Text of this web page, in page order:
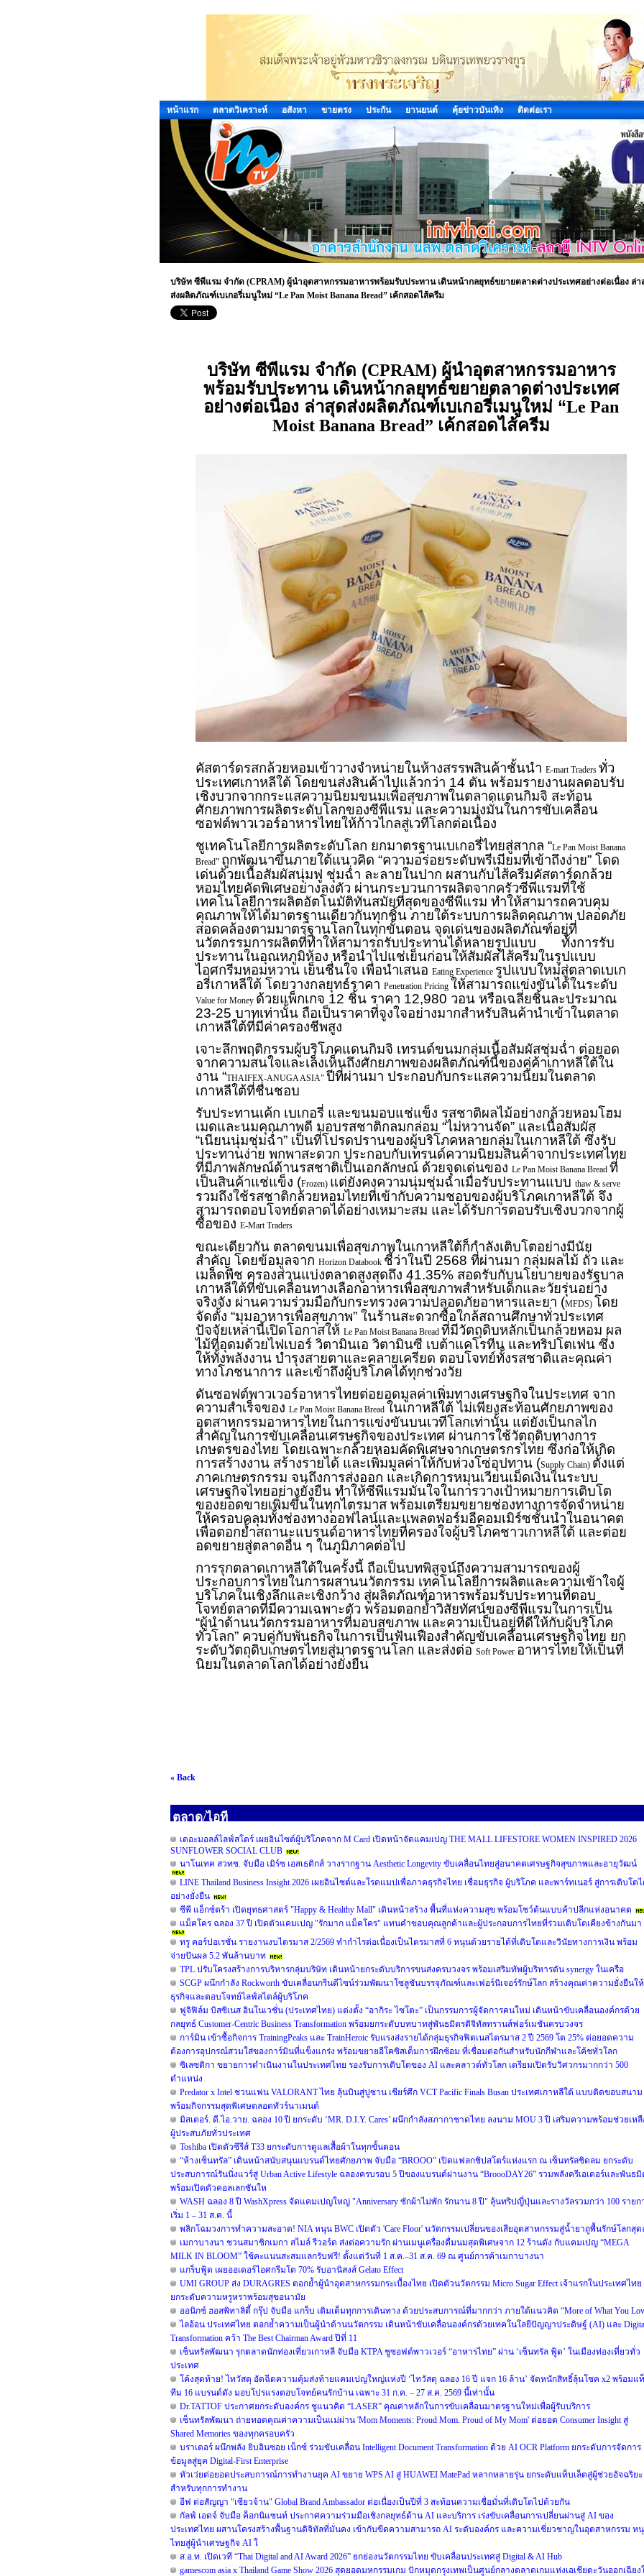
หน้าแรก ตลาดวิเคราะห์ อสังหา ขายตรง ประกัน ยานยนต์ คุ้ยข่าวบันเทิง ติดต่อเรา
บริษัท ซีพีแรม จำกัด (CPRAM) ผู้นำอุตสาหกรรมอาหารพร้อมรับประทาน เดินหน้ากลยุทธ์ขยายตลาดต่างประเทศอย่างต่อเนื่อง ล่า
ส่งผลิตภัณฑ์เบเกอรี่เมนูใหม่ “Le Pan Moist Banana Bread” เค้กสอดไส้ครีม
บริษัท ซีพีแรม จำกัด (CPRAM) ผู้นำอุตสาหกรรมอาหาร
พร้อมรับประทาน เดินหน้ากลยุทธ์ขยายตลาดต่างประเทศ
อย่างต่อเนื่อง ล่าสุดส่งผลิตภัณฑ์เบเกอรี่เมนูใหม่ “Le Pan
Moist Banana Bread” เค้กสอดไส้ครีม
คัสตาร์ดรสกล้วยหอมเข้าวางจำหน่ายในห้างสรรพสินค้าชั้นนำ E-mart Traders ทั่ว
ประเทศเกาหลีใต้ โดยขนส่งสินค้าไปแล้วกว่า 14 ตัน พร้อมรายงานผลตอบรับ
เชิงบวกจากกระแสความนิยมขนมเพื่อสุขภาพในตลาดแดนกิมจิ สะท้อน
ศักยภาพการผลิตระดับโลกของซีพีแรม และความมุ่งมั่นในการขับเคลื่อน
ซอฟต์พาวเวอร์อาหารไทยให้ก้าวไกลสู่เวทีโลกต่อเนื่อง
ชูเทคโนโลยีการผลิตระดับโลก ยกมาตรฐานเบเกอรี่ไทยสู่สากล “Le Pan Moist Banana
Bread” ถูกพัฒนาขึ้นภายใต้แนวคิด “ความอร่อยระดับพรีเมียมที่เข้าถึงง่าย” โดด
เด่นด้วยเนื้อสัมผัสนุ่มฟู ชุ่มฉ่ำ ละลายในปาก ผสานกับไส้ครีมคัสตาร์ดกล้วย
หอมไทยคัดพิเศษอย่างลงตัว ผ่านกระบวนการผลิตจากครัวซีพีแรมที่ใช้
เทคโนโลยีการผลิตอัตโนมัติทันสมัยที่สุดของซีพีแรม ทำให้สามารถควบคุม
คุณภาพให้ได้มาตรฐานเดียวกันทุกชิ้น ภายใต้ระบบการผลิตคุณภาพ ปลอดภัย
สอดคล้องตามมาตรฐานโลกในทุกขั้นตอน จุดเด่นของผลิตภัณฑ์อยู่ที่
นวัตกรรมการผลิตที่ทำให้สามารถรับประทานได้หลายรูปแบบ ทั้งการรับ
ประทานในอุณหภูมิห้อง หรือนำไปแช่เย็นก่อนให้สัมผัสไส้ครีมในรูปแบบ
ไอศกรีมหอมหวาน เย็นชื่นใจ เพื่อนำเสนอ Eating Experience รูปแบบใหม่สู่ตลาดเบเก
อรี่เกาหลีใต้ โดยวางกลยุทธ์ราคา Penetration Pricing ให้สามารถแข่งขันได้ในระดับ
Value for Money ด้วยแพ็กเกจ 12 ชิ้น ราคา 12,980 วอน หรือเฉลี่ยชิ้นละประมาณ
23-25 บาทเท่านั้น ถือเป็นราคาที่จูงใจอย่างมากสำหรับสินค้านำเข้าในตลาด
เกาหลีใต้ที่มีค่าครองชีพสูง
เจาะลึกพฤติกรรมผู้บริโภคแดนกิมจิ เทรนด์ขนมกลุ่มเนื้อสัมผัสชุ่มฉ่ำ ต่อยอด
จากความสนใจและเล็งเห็นถึงศักยภาพของผลิตภัณฑ์นี้ของคู่ค้าเกาหลีใต้ใน
งาน “THAIFEX-ANUGA ASIA” ปีที่ผ่านมา ประกอบกับกระแสความนิยมในตลาด
เกาหลีใต้ที่ชื่นชอบ
รับประทานเค้ก เบเกอรี่ และขนมอบแช่แข็ง รสชาติผลไม้อย่างกล้วยหอมโฮม
เมดและนมคุณภาพดี มอบรสชาติกลมกล่อม “ไม่หวานจัด” และเนื้อสัมผัส
“เนียนนุ่มชุ่มฉ่ำ” เป็นที่โปรดปรานของผู้บริโภคหลายกลุ่มในเกาหลีใต้ ซึ่งรับ
ประทานง่าย พกพาสะดวก ประกอบกับเทรนด์ความนิยมสินค้าจากประเทศไทย
ที่มีภาพลักษณ์ด้านรสชาติเป็นเอกลักษณ์ ด้วยจุดเด่นของ Le Pan Moist Banana Bread ที่
เป็นสินค้าแช่แข็ง (Frozen) แต่ยังคงความนุ่มชุ่มฉ่ำเมื่อรับประทานแบบ thaw & serve
รวมถึงใช้รสชาติกล้วยหอมไทยที่เข้ากับความชอบของผู้บริโภคเกาหลีใต้ จึง
สามารถตอบโจทย์ตลาดได้อย่างเหมาะสม และได้รับการตอบรับเชิงบวกจากผู้
ซื้อของ E‑Mart Traders
ขณะเดียวกัน ตลาดขนมเพื่อสุขภาพในเกาหลีใต้ก็กำลังเติบโตอย่างมีนัย
สำคัญ โดยข้อมูลจาก Horizon Databook ชี้ว่าในปี 2568 ที่ผ่านมา กลุ่มผลไม้ ถั่ว และ
เมล็ดพืช ครองส่วนแบ่งตลาดสูงสุดถึง 41.35% สอดรับกับนโยบายของรัฐบาล
เกาหลีใต้ที่ขับเคลื่อนทางเลือกอาหารเพื่อสุขภาพสำหรับเด็กและวัยรุ่นอย่าง
จริงจัง ผ่านความร่วมมือกับกระทรวงความปลอดภัยอาหารและยา (MFDS) โดย
จัดตั้ง “มุมอาหารเพื่อสุขภาพ” ในร้านสะดวกซื้อใกล้สถานศึกษาทั่วประเทศ
ปัจจัยเหล่านี้เปิดโอกาสให้ Le Pan Moist Banana Bread ที่มีวัตถุดิบหลักเป็นกล้วยหอม ผล
ไม้ที่อุดมด้วยไฟเบอร์ วิตามินเอ วิตามินซี เบต้าแคโรทีน และทริปโตเฟน ซึ่ง
ให้ทั้งพลังงาน บำรุงสายตาและคลายเครียด ตอบโจทย์ทั้งรสชาติและคุณค่า
ทางโภชนาการ และเข้าถึงผู้บริโภคได้ทุกช่วงวัย
ดันซอฟต์พาวเวอร์อาหารไทยต่อยอดมูลค่าเพิ่มทางเศรษฐกิจในประเทศ จาก
ความสำเร็จของ Le Pan Moist Banana Bread ในเกาหลีใต้ ไม่เพียงสะท้อนศักยภาพของ
อุตสาหกรรมอาหารไทยในการแข่งขันบนเวทีโลกเท่านั้น แต่ยังเป็นกลไก
สำคัญในการขับเคลื่อนเศรษฐกิจของประเทศ ผ่านการใช้วัตถุดิบทางการ
เกษตรของไทย โดยเฉพาะกล้วยหอมคัดพิเศษจากเกษตรกรไทย ซึ่งก่อให้เกิด
การสร้างงาน สร้างรายได้ และเพิ่มมูลค่าให้กับห่วงโซ่อุปทาน (Supply Chain) ตั้งแต่
ภาคเกษตรกรรม จนถึงการส่งออก และเกิดการหมุนเวียนเม็ดเงินในระบบ
เศรษฐกิจไทยอย่างยั่งยืน ทำให้ซีพีแรมมั่นใจในการวางเป้าหมายการเติบโต
ของยอดขายเพิ่มขึ้นในทุกไตรมาส พร้อมเตรียมขยายช่องทางการจัดจำหน่าย
ให้ครอบคลุมทั้งช่องทางออฟไลน์และแพลตฟอร์มอีคอมเมิร์ซชั้นนำในอนาคต
เพื่อตอกย้ำสถานะแบรนด์อาหารไทยที่ครองใจผู้บริโภคชาวเกาหลีใต้ และต่อย
อดขยายสู่ตลาดอื่น ๆ ในภูมิภาคต่อไป
การรุกตลาดเกาหลีใต้ในครั้งนี้ ถือเป็นบทพิสูจน์ถึงความสามารถของผู้
ประกอบการไทยในการผสานนวัตกรรม เทคโนโลยีการผลิตและความเข้าใจผู้
บริโภคในเชิงลึกและเชิงกว้าง สู่ผลิตภัณฑ์อาหารพร้อมรับประทานที่ตอบ
โจทย์ตลาดที่มีความเฉพาะตัว พร้อมตอกย้ำวิสัยทัศน์ของซีพีแรมในการเป็น
“ผู้นำด้านนวัตกรรมอาหารที่มอบสุขภาพ และความเป็นอยู่ที่ดีให้กับผู้บริโภค
ทั่วโลก” ควบคู่กับพันธกิจในการเป็นฟันเฟืองสำคัญขับเคลื่อนเศรษฐกิจไทย ยก
ระดับวัตถุดิบเกษตรไทยสู่มาตรฐานโลก และส่งต่อ Soft Power อาหารไทยให้เป็นที่
นิยมในตลาดโลกได้อย่างยั่งยืน
« Back
ตลาด/ไอที
เดอะมอลล์ไลฟ์สโตร์ เผยอินไซต์ผู้บริโภคจาก M Card เปิดหน้าจัดแคมเปญ THE MALL LIFESTORE WOMEN INSPIRED 2026
SUNFLOWER SOCIAL CLUB
นาโนเทค สวทช. จับมือ เมิร์ซ เอสเธติกส์ วางรากฐาน Aesthetic Longevity ขับเคลื่อนไทยสู่อนาคตเศรษฐกิจสุขภาพและอายุวัฒน์
LINE Thailand Business Insight 2026 เผยอินไซต์และโรดแมปเพื่อภาคธุรกิจไทย เชื่อมธุรกิจ ผู้บริโภค และพาร์ทเนอร์ สู่การเติบโต
อย่างยั่งยืน
ซีพี แอ็กซ์ตร้า เปิดยุทธศาสตร์ "Happy & Healthy Mall" เดินหน้าสร้าง พื้นที่แห่งความสุข พร้อมโชว์ต้นแบบค้าปลีกแห่งอนาคต
แม็คโคร ฉลอง 37 ปี เปิดตัวแคมเปญ "รักมาก แม็คโคร" แทนคำขอบคุณลูกค้าและผู้ประกอบการไทยที่ร่วมเติบโตเคียงข้างกันมา
ทรู คอร์ปอเรชั่น รายงานงบไตรมาส 2/2569 ทำกำไรต่อเนื่องเป็นไตรมาสที่ 6 หนุนด้วยรายได้ที่เติบโตและวินัยทางการเงิน พร้อม
จ่ายปันผล 5.2 พันล้านบาท
TPL ปรับโครงสร้างการบริหารกลุ่มบริษัท เดินหน้ายกระดับบริการขนส่งครบวงจร พร้อมเสริมทัพผู้บริหารดัน synergy ในเครือ
SCGP ผนึกกำลัง Rockworth ขับเคลื่อนกรีนดีไซน์ร่วมพัฒนาโซลูชันบรรจุภัณฑ์และเฟอร์นิเจอร์รักษ์โลก สร้างคุณค่าความยั่งยืนให้
ธุรกิจและตอบโจทย์ไลฟ์สไตล์ผู้บริโภค
ฟูจิฟิล์ม บิสซิเนส อินโนเวชั่น (ประเทศไทย) แต่งตั้ง “อากิระ ไซโตะ” เป็นกรรมการผู้จัดการคนใหม่ เดินหน้าขับเคลื่อนองค์กรด้วย
กลยุทธ์ Customer-Centric Business Transformation พร้อมยกระดับบทบาทสู่พันธมิตรดิจิทัลทรานส์ฟอร์เมชันครบวงจร
การ์มิน เข้าซื้อกิจการ TrainingPeaks และ TrainHeroic รับแรงส่งรายได้กลุ่มธุรกิจฟิตเนสไตรมาส 2 ปี 2569 โต 25% ต่อยอดความ
ต้องการอุปกรณ์สวมใส่ของการ์มินที่แข็งแกร่ง พร้อมขยายอีโคซิสเต็มการฝึกซ้อม ที่เชื่อมต่อกันสำหรับนักกีฬาและโค้ชทั่วโลก
ซิเลซติกา ขยายการดำเนินงานในประเทศไทย รองรับการเติบโตของ AI และคลาวด์ทั่วโลก เตรียมเปิดรับวิศวกรมากกว่า 500
ตำแหน่ง
Predator x Intel ชวนแฟน VALORANT ไทย ลุ้นบินสู่ปูซาน เชียร์ศึก VCT Pacific Finals Busan ประเทศเกาหลีใต้ แบบติดขอบสนาม
พร้อมกิจกรรมสุดพิเศษตลอดทัวร์นาเมนต์
มิสเตอร์. ดี.ไอ.วาย. ฉลอง 10 ปี ยกระดับ ‘MR. D.I.Y. Cares’ ผนึกกำลังสภากาชาดไทย ลงนาม MOU 3 ปี เสริมความพร้อมช่วยเห
ผู้ประสบภัยทั่วประเทศ
Toshiba เปิดตัวซีรีส์ T33 ยกระดับการดูแลเสื้อผ้าในทุกขั้นตอน
“ห้างเซ็นทรัล” เดินหน้าสนับสนุนแบรนด์ไทยศักยภาพ จับมือ “BROOO” เปิดแฟลกชิปสโตร์แห่งแรก ณ เซ็นทรัลชิดลม ยกระดับ
ประสบการณ์รันนิ่งแวร์สู่ Urban Active Lifestyle ฉลองครบรอบ 5 ปีของแบรนด์ผ่านงาน “BroooDAY26” รวมพลังครีเอเตอร์และพันธมิ
พร้อมเปิดตัวคอลเลกชันให
WASH ฉลอง 8 ปี WashXpress จัดแคมเปญใหญ่ "Anniversary ซักผ้าไม่พัก รักนาน 8 ปี" ลุ้นทริปญี่ปุ่นและรางวัลรวมกว่า 100 รายก
เริ่ม 1 – 31 ส.ค. นี้
พลิกโฉมวงการทำความสะอาด! NIA หนุน BWC เปิดตัว 'Care Floor' นวัตกรรมเปลี่ยนของเสียอุตสาหกรรมสู่น้ำยาถูพื้นรักษ์โลกสุด
เมกาบางนา ชวนสมาชิกเมกา สไมล์ รีวอร์ด ส่งต่อความรัก ผ่านเมนูเครื่องดื่มนมสุดพิเศษจาก 12 ร้านดัง กับแคมเปญ “MEGA
MILK IN BLOOM” ใช้คะแนนสะสมแลกรับฟรี! ตั้งแต่วันที่ 1 ส.ค.–31 ส.ค. 69 ณ ศูนย์การค้าเมกาบางนา
แกร็บฟู้ด เผยออเดอร์ไอศกรีมโต 70% รับอานิสงส์ Gelato Effect
UMI GROUP ส่ง DURAGRES ตอกย้ำผู้นำอุตสาหกรรมกระเบื้องไทย เปิดตัวนวัตกรรม Micro Sugar Effect เจ้าแรกในประเทศไทย
ยกระดับความหรูหราพร้อมสุขอนามัย
ออนิกซ์ ฮอสพิทาลิตี้ กรุ๊ป จับมือ แกร็บ เติมเต็มทุกการเดินทาง ด้วยประสบการณ์ที่มากกว่า ภายใต้แนวคิด “More of What You
ไลอ้อน ประเทศไทย ตอกย้ำความเป็นผู้นำด้านนวัตกรรม เดินหน้าขับเคลื่อนองค์กรด้วยเทคโนโลยีปัญญาประดิษฐ์ (AI) และ
Transformation คว้า The Best Chairman Award ปีที่ 11
เซ็นทรัลพัฒนา รุกตลาดนักท่องเที่ยวเกาหลี จับมือ KTPA ชูซอฟต์พาวเวอร์ “อาหารไทย” ผ่าน ‘เซ็นทรัล ฟู้ด’ ในเมืองท่องเที่ยวทั่ว
ประเทศ
โค้งสุดท้าย! ไทวัสดุ อัดฉีดความคุ้มส่งท้ายแคมเปญใหญ่แห่งปี ‘ไทวัสดุ ฉลอง 16 ปี แจก 16 ล้าน’ จัดหนักสิทธิ์ลุ้นโชค x2 พร้อมแ
ทีม 16 แบรนด์ดัง มอบโปรแรงตอบโจทย์คนรักบ้าน เฉพาะ 31 ก.ค. – 27 ส.ค. 2569 นี้เท่านั้น
Dr.TATTOF ประกาศยกระดับองค์กร ชูแนวคิด “LASER” คุณค่าหลักในการขับเคลื่อนมาตรฐานใหม่เพื่อผู้รับบริการ
เซ็นทรัลพัฒนา ถ่ายทอดคุณค่าความเป็นแม่ผ่าน 'Mom Moments: Proud Mom. Proud of My Mom' ต่อยอด Consumer Insight สู่
Shared Memories ของทุกครอบครัว
บราเดอร์ ผนึกพลัง ยิบอินซอย เน็กซ์ ร่วมขับเคลื่อน Intelligent Document Transformation ด้วย AI OCR Platform ยกระดับการจัดการ
ข้อมูลสู่ยุค Digital-First Enterprise
หัวเว่ยต่อยอดประสบการณ์การทำงานยุค AI ขยาย WPS AI สู่ HUAWEI MatePad หลากหลายรุ่น ยกระดับแท็บเล็ตสู่ผู้ช่วยอัจฉริยะ
สำหรับทุกการทำงาน
อีฟ ต่อสัญญา "เซียวจ้าน" Global Brand Ambassador ต่อเนื่องเป็นปีที่ 3 สะท้อนความเชื่อมั่นที่เติบโตไปด้วยกัน
กัลฟ์ เอดจ์ จับมือ ค็อกนิแซนท์ ประกาศความร่วมมือเชิงกลยุทธ์ด้าน AI และบริการ เร่งขับเคลื่อนการเปลี่ยนผ่านสู่ AI ของ
ประเทศไทย ผสานโครงสร้างพื้นฐานดิจิทัลที่มั่นคง เข้ากับขีดความสามารถ AI ระดับองค์กร และความเชี่ยวชาญในอุตสาหกรรม ห
ไทยสู่ผู้นำเศรษฐกิจ AI ใ
ส.อ.ท. เปิดเวที “Thai Digital and AI Award 2026” ยกย่องนวัตกรรมไทย ขับเคลื่อนประเทศสู่ Digital & AI Hub
gamescom asia x Thailand Game Show 2026 สุดยอดมหกรรมเกม ปักหมุดกรุงเทพเป็นศูนย์กลางตลาดเกมแห่งเอเชียตะวันออกเฉียง